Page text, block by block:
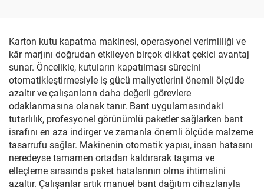
Karton kutu kapatma makinesi, operasyonel verimliliği ve
kâr marjını doğrudan etkileyen birçok dikkat çekici avantaj
sunar. Öncelikle, kutuların kapatılması sürecini
otomatikleştirmesiyle iş gücü maliyetlerini önemli ölçüde
azaltır ve çalışanların daha değerli görevlere
odaklanmasına olanak tanır. Bant uygulamasındaki
tutarlılık, profesyonel görünümlü paketler sağlarken bant
israfını en aza indirger ve zamanla önemli ölçüde malzeme
tasarrufu sağlar. Makinenin otomatik yapısı, insan hatasını
neredeyse tamamen ortadan kaldırarak taşıma ve
elleçleme sırasında paket hatalarının olma ihtimalini
azaltır. Çalışanlar artık manuel bant dağıtım cihazlarıyla